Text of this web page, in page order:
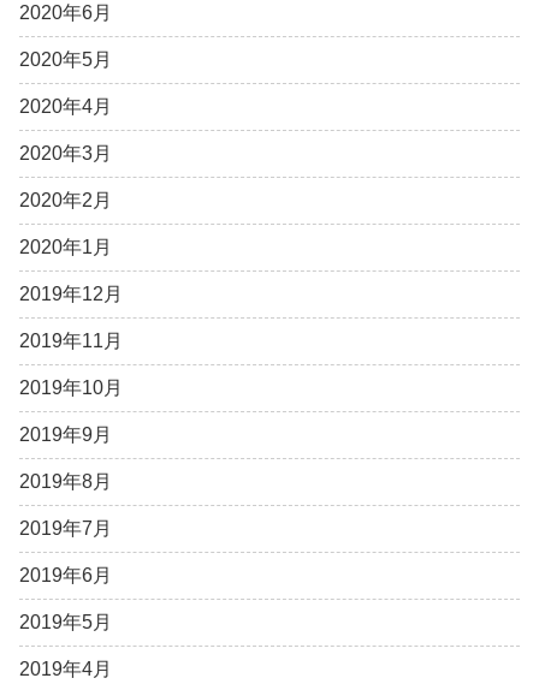
2020年6月
2020年5月
2020年4月
2020年3月
2020年2月
2020年1月
2019年12月
2019年11月
2019年10月
2019年9月
2019年8月
2019年7月
2019年6月
2019年5月
2019年4月